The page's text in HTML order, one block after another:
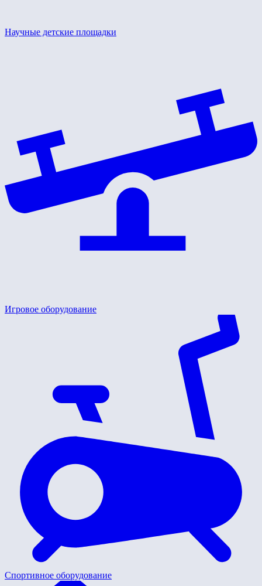
Научные детские площадки
Игровое оборудование
Спортивное оборудование